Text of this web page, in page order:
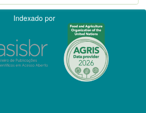
Indexado por